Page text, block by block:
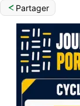
Partager